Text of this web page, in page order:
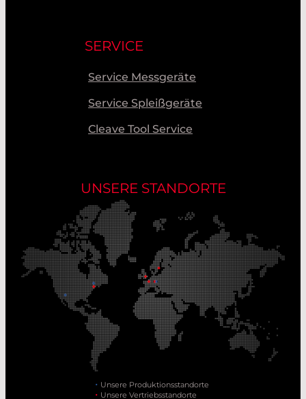
SERVICE
Service Messgeräte
Service Spleißgeräte
Cleave Tool Service
UNSERE STANDORTE
Unsere Produktionsstandorte
Unsere Vertriebsstandorte